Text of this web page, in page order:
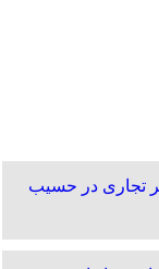
تجاری در حسیب